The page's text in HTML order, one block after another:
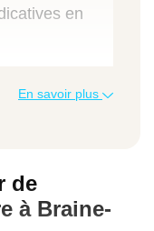
en
de travaux
anti-mousse
En savoir plus
de
à Braine-